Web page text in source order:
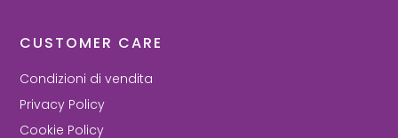
CUSTOMER CARE
Condizioni di vendita
Privacy Policy
Cookie Policy